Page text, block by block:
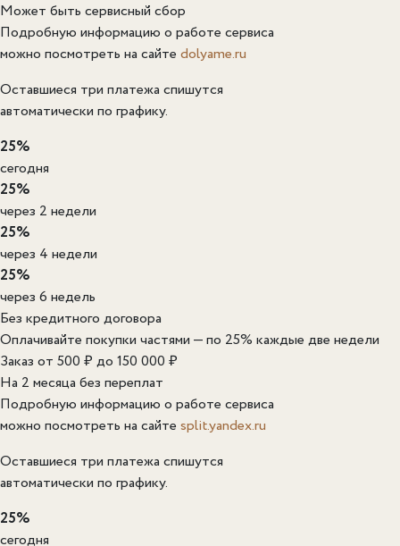
Может быть сервисный сбор
Подробную информацию о работе сервиса
можно посмотреть на сайте dolyame.ru
Оставшиеся три платежа спишутся
автоматически по графику.
25%
сегодня
25%
через 2 недели
25%
через 4 недели
25%
через 6 недель
Без кредитного договора
Оплачивайте покупки частями — по 25% каждые две недели
Заказ от 500 ₽ до 150 000 ₽
На 2 месяца без переплат
Подробную информацию о работе сервиса
можно посмотреть на сайте split.yandex.ru
Оставшиеся три платежа спишутся
автоматически по графику.
25%
сегодня